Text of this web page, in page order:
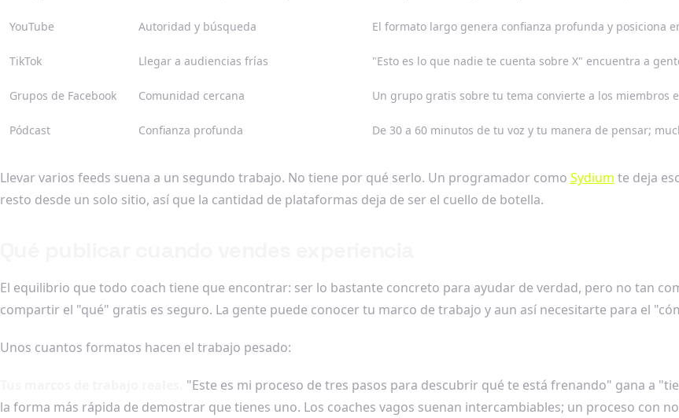
YouTube Autoridad y búsqueda El formato largo genera confianza profunda y posiciona
TikTok Llegar a audiencias frías "Esto es lo que nadie te cuenta sobre X" encuentra a
Grupos de Facebook Comunidad cercana Un grupo gratis sobre tu tema convierte a los miembros
Pódcast Confianza profunda De 30 a 60 minutos de tu voz y tu manera de pensar;
Llevar varios feeds suena a un segundo trabajo. No tiene por qué serlo. Un programador como Sydium te deja
resto desde un solo sitio, así que la cantidad de plataformas deja de ser el cuello de botella.
El equilibrio que todo coach tiene que encontrar: ser lo bastante concreto para ayudar de verdad, pero no tan
compartir el "qué" gratis es seguro. La gente puede conocer tu marco de trabajo y aun así necesitarte para el
Unos cuantos formatos hacen el trabajo pesado:
"Este es mi proceso de tres pasos para descubrir qué te está frenando" gana a
la forma más rápida de demostrar que tienes uno. Los coaches vagos suenan intercambiables; un proceso con